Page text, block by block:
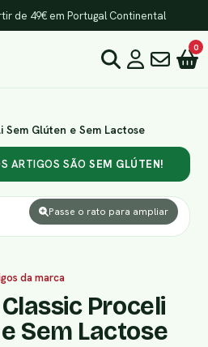
de 49€ em Portugal Continental
0
Sem Glúten e Sem Lactose
ARTIGOS SÃO SEM GLÚTEN!
Passe o rato para ampliar
da marca
Proceli
Sem Lactose